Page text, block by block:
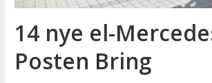
14 nye el-
Posten Bring